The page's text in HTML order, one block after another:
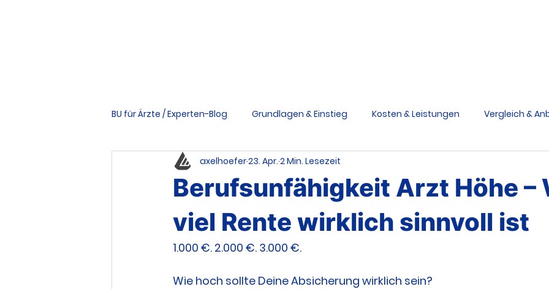
BU für Ärzte / Experten-Blog Grundlagen & Einstieg Kosten & Leistungen Vergleich &
Vertrag & Bedingungen Risiken & Ursachen
Tools & Downloads Schwere Krankheiten Schutz Grundfähigkeitsversicherung
Berufsunfähigkeit Arzt Höhe –
viel Rente wirklich sinnvoll ist
axelhoefer23. Apr. 2 Min. Lesezeit
1.000 €. 2.000 €. 3.000 €.
Wie hoch sollte Deine Absicherung wirklich sein?